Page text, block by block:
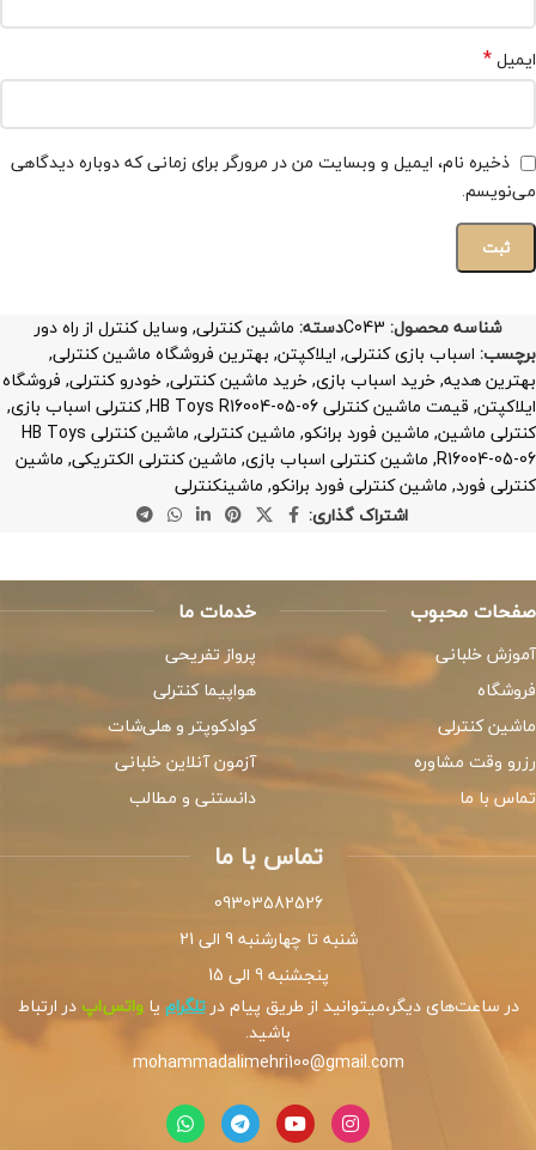
ایمیل*
ذخیره نام، ایمیل و وبسایت من در مرورگر برای زمانی که دوباره دیدگاهی
می‌نویسم.
شناسه محصول: C043دسته: ماشین کنترلی, وسایل کنترل از راه دور
برچسب: اسباب بازی کنترلی, ایلاکپتن, بهترین فروشگاه ماشین کنترلی,
بهترین هدیه,خرید اسباب بازی,خرید ماشین کنترلی,خودرو کنترلی, فروشگاه
ایلاکپتن, قیمت ماشین کنترلی HB Toys R16004-05-06 ,کنترلی اسباب بازی,
کنترلی ماشین, ماشین فورد برانکو, ماشین کنترلی,
ماشین کنترلی HB Toys
R16004-05-06
, ماشین کنترلی اسباب بازی, ماشین کنترلی الکتریکی, ماشین
کنترلی فورد, ماشین کنترلی فورد برانکو, ماشینکنترلی
اشتراک گذاری:
صفحات محبوب
آموزش خلبانی
فروشگاه
ماشین کنترلی
رزرو وقت مشاوره
تماس با ما
خدمات ما
پرواز تفریحی
هواپیما کنترلی
کوادکوپتر و هلی‌شات
آزمون آنلاین خلبانی
دانستنی و مطالب
تماس با ما
09303582526
شنبه تا چهارشنبه 9 الی 21
پنجشنبه 9 الی 15
در ساعت‌های دیگر،میتوانید از طریق پیام درتلگرام یاواتس‌اپدر ارتباط
باشید.
mohammadalimehri100@gmail.com